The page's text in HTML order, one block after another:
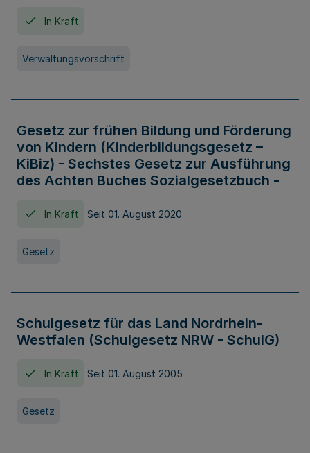
In Kraft
Verwaltungsvorschrift
Gesetz zur frühen Bildung und Förderung
von Kindern (Kinderbildungsgesetz –
KiBiz) - Sechstes Gesetz zur Ausführung
des Achten Buches Sozialgesetzbuch -
In Kraft Seit 01. August 2020
Gesetz
Schulgesetz für das Land Nordrhein-
Westfalen (Schulgesetz NRW - SchulG)
In Kraft Seit 01. August 2005
Gesetz